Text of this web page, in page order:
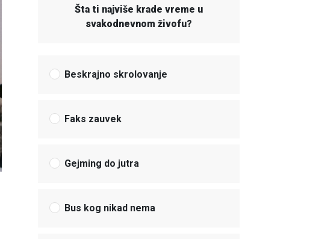
Šta ti najviše krade vreme u
svakodnevnom živofu?
Beskrajno skrolovanje
Faks zauvek
Gejming do jutra
Bus kog nikad nema